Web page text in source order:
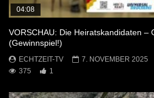
04:08
VORSCHAU: Die Heiratskandidaten –
(Gewinnspiel!)
ECHTZEIT-TV
7. NOVEMBER 2025
375
1